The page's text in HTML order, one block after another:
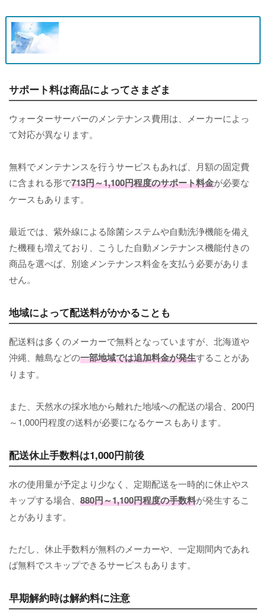
サポート料は商品によってさまざま
ウォーターサーバーのメンテナンス費用は、メーカーによっ
て対応が異なります。
無料でメンテナンスを行うサービスもあれば、月額の固定費
に含まれる形で713円～1,100円程度のサポート料金が必要な
ケースもあります。
最近では、紫外線による除菌システムや自動洗浄機能を備え
た機種も増えており、こうした自動メンテナンス機能付きの
商品を選べば、別途メンテナンス料金を支払う必要がありま
せん。
地域によって配送料がかかることも
配送料は多くのメーカーで無料となっていますが、北海道や
沖縄、離島などの一部地域では追加料金が発生することがあ
ります。
また、天然水の採水地から離れた地域への配送の場合、200円
～1,000円程度の送料が必要になるケースもあります。
配送休止手数料は1,000円前後
水の使用量が予定より少なく、定期配送を一時的に休止やス
キップする場合、 880円～1,100円程度の手数料が発生するこ
とがあります。
ただし、休止手数料が無料のメーカーや、一定期間内であれ
ば無料でスキップできるサービスもあります。
早期解約時は解約料に注意